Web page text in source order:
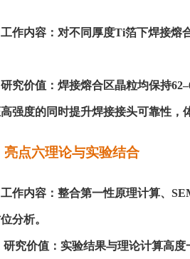
工作内容：对不同厚度Ti箔下焊接熔
价值：焊接熔合区晶粒均保持
强度的同时提升焊接接头可靠性，
亮点六理论与实验结合
工作内容：整合第一性原理计算、
分析。
研究价值：实验结果与理论计算高度